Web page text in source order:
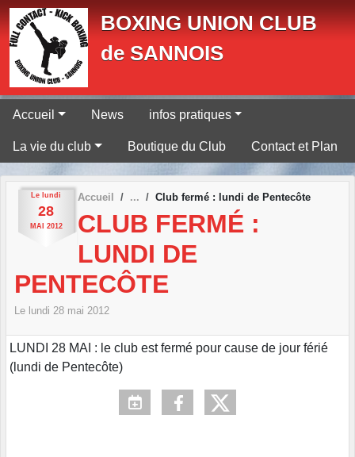
BOXING UNION CLUB
de SANNOIS
Accueil News infos pratiques
La vie du club Boutique du Club Contact et Plan
Le lundi
28
MAI 2012
Accueil Club fermé : lundi de Pentecôte
CLUB FERMÉ :
LUNDI DE
PENTECÔTE
Le lundi 28 mai 2012
LUNDI 28 MAI : le club est fermé pour cause de jour férié
(lundi de Pentecôte)
Panneau de gestion des cookies